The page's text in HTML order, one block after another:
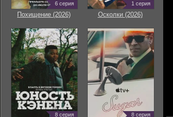
6 серия
Похищение (2026)
1 серия
Осколки (2026)
8 серия 8 серия